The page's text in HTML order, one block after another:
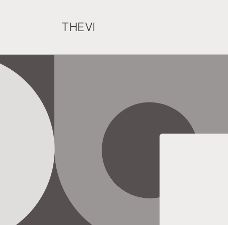
THEVI